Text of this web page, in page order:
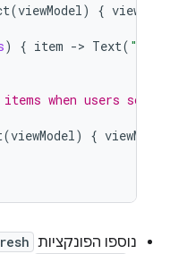
(viewModel) { viewModel
) { item -> Text( "Item:
when users scroll
(viewModel) { viewModel
נוספו הפונקציות